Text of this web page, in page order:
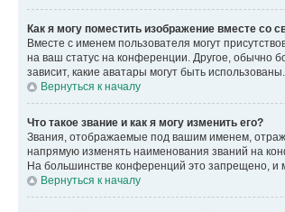
Как я могу поместить изображение вместе со
Вместе с именем пользователя могут
на ваш статус на конференции. Другое, обычно
зависит, какие аватары могут быть
Вернуться к началу
Что такое звание и как я могу изменить его?
Звания, отображаемые под вашим именем,
напрямую изменять наименования званий на
На большинстве конференций это запрещено, и
Вернуться к началу